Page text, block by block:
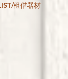
租借器材